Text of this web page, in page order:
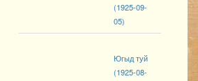
(1925-09-
05)
Югыд туй
(1925-08-